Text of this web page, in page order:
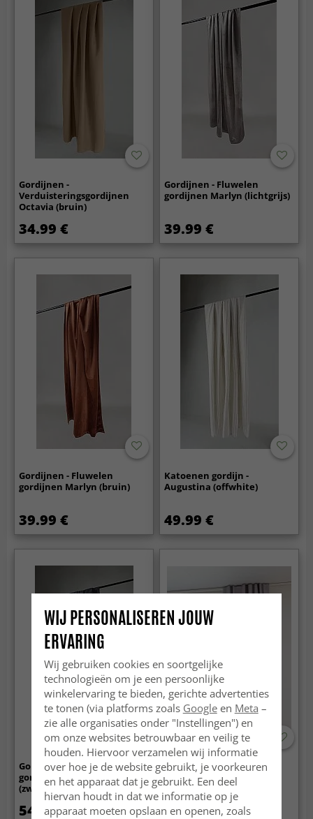
Gordijnen -
Verduisteringsgordijnen
Octavia (bruin)
34.99 €
Gordijnen - Fluwelen
gordijnen Marlyn (lichtgrijs)
39.99 €
Gordijnen - Fluwelen
gordijnen Marlyn (bruin)
39.99 €
Katoenen gordijn -
Augustina (offwhite)
49.99 €
Gordijnen - Fluwelen
gordijnen Juliet
(zwart/donkerblauw)
54.99 €
Gordijnen -
Verduisteringsgordijnen
Reyna (donker grijs)
59.99 €
WIJ PERSONALISEREN JOUW
ERVARING
Wij gebruiken cookies en soortgelijke
technologieën om je een persoonlijke
winkelervaring te bieden, gerichte advertenties
te tonen (via platforms zoals Googleen Meta –
zie alle organisaties onder "Instellingen") en
om onze websites betrouwbaar en veilig te
houden. Hiervoor verzamelen wij informatie
over hoe je de website gebruikt, je voorkeuren
en het apparaat dat je gebruikt. Een deel
hiervan houdt in dat we informatie op je
apparaat moeten opslaan en openen, zoals